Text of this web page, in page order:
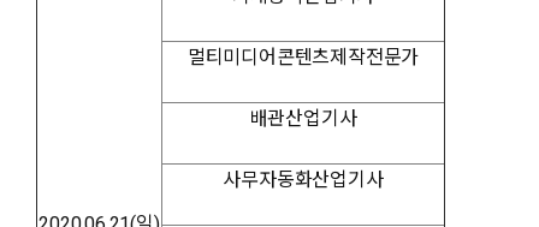
멀티미디어콘텐츠제작전문가
배관산업기사
사무자동화산업기사